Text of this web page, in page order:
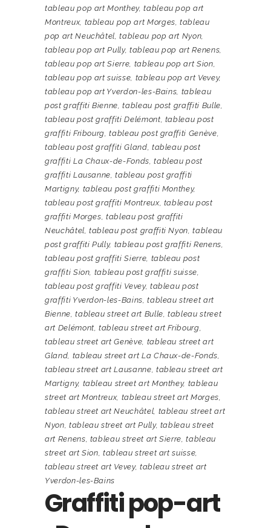
tableau pop art Monthey,tableau pop art
Montreux, tableau pop art Morges ,tableau
pop art Neuchâtel ,tableau pop art Nyon
tableau pop art Pully, tableau pop art Renens
tableau pop art Sierre tableau pop art Sion
tableau pop art suisse tableau pop art Vevey,
tableau pop art Yverdon-les-Bains tableau
post graffiti Bienne ,tableau post graffiti Bulle
tableau post graffiti Delémont tableau post
graffiti Fribourg ,tableau post graffiti Genève
tableau post graffiti Gland tableau post
graffiti La Chaux-de-Fonds ,tableau post
graffiti Lausanne ,tableau post graffiti
Martigny, tableau post graffiti Monthey,
tableau post graffiti Montreux, tableau post
graffiti Morges ,tableau post graffiti
Neuchâtel ,tableau post graffiti Nyon ,tableau
post graffiti Pully, tableau post graffiti Renens
tableau post graffiti Sierre tableau post
graffiti Sion tableau post graffiti suisse
tableau post graffiti Vevey, tableau post
graffiti Yverdon-les-Bains ,tableau street art
Bienne ,tableau street art Bulle ,tableau street
art Delémont ,tableau street art Fribourg
tableau street art Genève tableau street art
Gland tableau street art La Chaux-de-Fonds
tableau street art Lausanne tableau street art
Martigny, tableau street art Monthey, tableau
street art Montreux, tableau street art Morges
tableau street art Neuchâtel tableau street art
Nyon tableau street art Pully, tableau street
art Renens tableau street art Sierre ,tableau
street art Sion ,tableau street art suisse
tableau street art Vevey, tableau street art
Yverdon-les-Bains
Graffiti pop-art